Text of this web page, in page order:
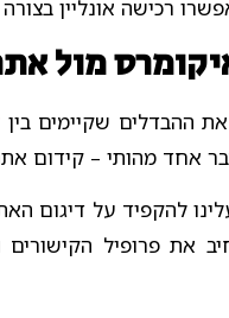
רכישה אונליין
מול
ההבדלים שקיימים בין
אחד מהותי – קידום
להקפיד על דיגום
את פרופיל